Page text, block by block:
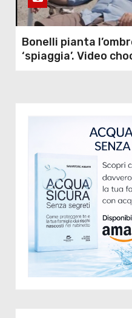
Bonelli pianta
‘spiaggia’. Video